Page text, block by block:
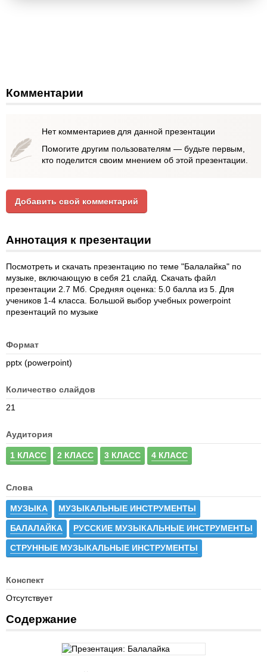
Комментарии
Нет комментариев для данной презентации
Помогите другим пользователям — будьте первым,
кто поделится своим мнением об этой презентации.
Добавить свой комментарий
Аннотация к презентации
Посмотреть и скачать презентацию по теме "Балалайка" по
музыке, включающую в себя 21 слайд. Скачать файл
презентации 2.7 Мб. Средняя оценка: 5.0 балла из 5. Для
учеников 1-4 класса. Большой выбор учебных powerpoint
презентаций по музыке
Формат
pptx (powerpoint)
Количество слайдов
21
Аудитория
1 КЛАСС 2 КЛАСС 3 КЛАСС 4 КЛАСС
Слова
МУЗЫКА МУЗЫКАЛЬНЫЕ ИНСТРУМЕНТЫ
БАЛАЛАЙКА РУССКИЕ МУЗЫКАЛЬНЫЕ ИНСТРУМЕНТЫ
СТРУННЫЕ МУЗЫКАЛЬНЫЕ ИНСТРУМЕНТЫ
Конспект
Отсутствует
Содержание